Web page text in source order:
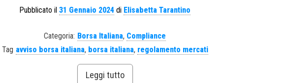
Pubblicato il31 Gennaio 2024 di Elisabetta Tarantino
Categoria: Borsa Italiana, Compliance
Tag avviso borsa italiana, borsa italiana, regolamento mercati
Leggi tutto